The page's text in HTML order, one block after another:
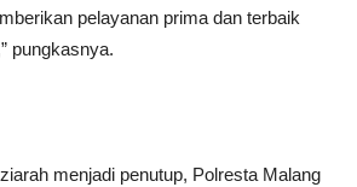
pelayanan prima dan terbaik
pungkasnya.
menjadi penutup, Polresta Malang